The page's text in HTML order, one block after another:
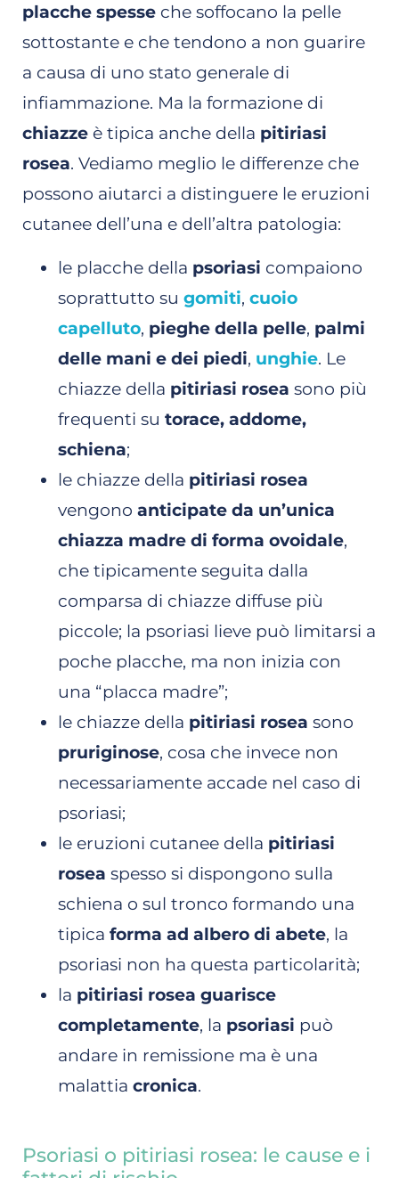
placche spesse che soffocano la pelle
sottostante e che tendono a non guarire
a causa di uno stato generale di
infiammazione. Ma la formazione di
chiazze è tipica anche della pitiriasi
rosea. Vediamo meglio le differenze che
possono aiutarci a distinguere le eruzioni
cutanee dell’una e dell’altra patologia:
le placche della psoriasi compaiono
soprattutto su gomiti, cuoio
capelluto, pieghe della pelle, palmi
delle mani e dei piedi, unghie. Le
chiazze della pitiriasi rosea sono più
frequenti su torace, addome,
schiena;
le chiazze della pitiriasi rosea
vengono anticipate da un’unica
chiazza madre di forma ovoidale,
che tipicamente seguita dalla
comparsa di chiazze diffuse più
piccole; la psoriasi lieve può limitarsi a
poche placche, ma non inizia con
una “placca madre”;
le chiazze della pitiriasi rosea sono
pruriginose, cosa che invece non
necessariamente accade nel caso di
psoriasi;
le eruzioni cutanee della pitiriasi
rosea spesso si dispongono sulla
schiena o sul tronco formando una
tipica forma ad albero di abete, la
psoriasi non ha questa particolarità;
la pitiriasi rosea guarisce
completamente, la psoriasi può
andare in remissione ma è una
malattia cronica.
Psoriasi o pitiriasi rosea: le cause e i